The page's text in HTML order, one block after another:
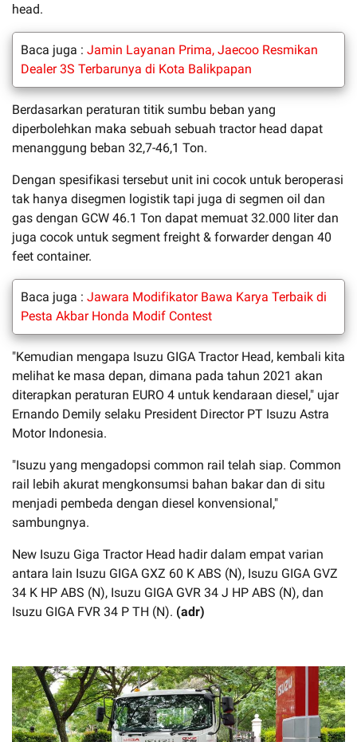
head.
Baca juga : Jamin Layanan Prima, Jaecoo Resmikan
Dealer 3S Terbarunya di Kota Balikpapan
Berdasarkan peraturan titik sumbu beban yang
diperbolehkan maka sebuah sebuah tractor head dapat
menanggung beban 32,7-46,1 Ton.
Dengan spesifikasi tersebut unit ini cocok untuk beroperasi
tak hanya disegmen logistik tapi juga di segmen oil dan
gas dengan GCW 46.1 Ton dapat memuat 32.000 liter dan
juga cocok untuk segment freight & forwarder dengan 40
feet container.
Baca juga : Jawara Modifikator Bawa Karya Terbaik di
Pesta Akbar Honda Modif Contest
"Kemudian mengapa Isuzu GIGA Tractor Head, kembali kita
melihat ke masa depan, dimana pada tahun 2021 akan
diterapkan peraturan EURO 4 untuk kendaraan diesel," ujar
Ernando Demily selaku President Director PT Isuzu Astra
Motor Indonesia.
"Isuzu yang mengadopsi common rail telah siap. Common
rail lebih akurat mengkonsumsi bahan bakar dan di situ
menjadi pembeda dengan diesel konvensional,"
sambungnya.
New Isuzu Giga Tractor Head hadir dalam empat varian
antara lain Isuzu GIGA GXZ 60 K ABS (N), Isuzu GIGA GVZ
34 K HP ABS (N), Isuzu GIGA GVR 34 J HP ABS (N), dan
Isuzu GIGA FVR 34 P TH (N). (adr)